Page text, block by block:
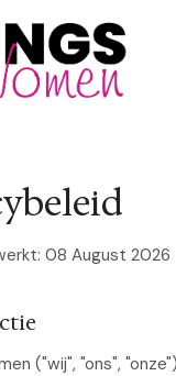
08 August 2026
("wij", "ons",